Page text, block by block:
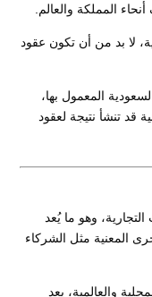
المملكة والعالم.
لا بد من أن تكون عقود
المعمول بها،
قد تنشأ نتيجة لعقود
وهو ما يُعد
المعنية مثل الشركاء
والعالمية، يعد